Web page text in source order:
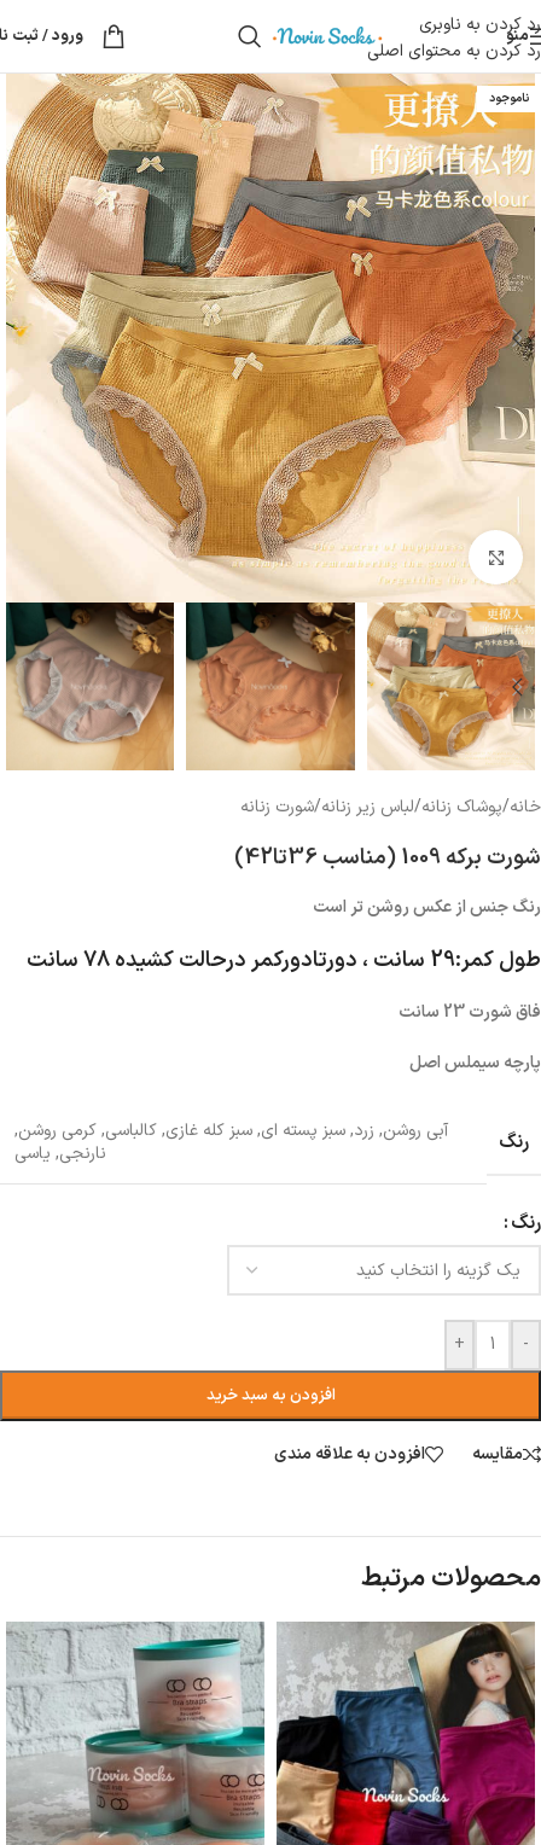
رد کردن به ناوبری
رد کردن به محتوای اصلی
منو ورود / ثبت
ناموجود
بزرگنمایی تصویر
خانه/پوشاک زنانه/لباس زیر زنانه/شورت زنانه
شورت برکه 1009 (مناسب 36تا42)
رنگ جنس از عکس روشن تر است
طول کمر:29 سانت ، دورتادورکمر درحالت کشیده 78 سانت
فاق شورت 23 سانت
پارچه سیملس اصل
رنگ آبی روشن, زرد,سبز پسته ای,سبز کله غازی,کالباسی,کرمی روشن,
نارنجی, یاسی
رنگ
-
+
افزودن به سبد خرید
مقایسه افزودن به علاقه مندی
محصولات مرتبط